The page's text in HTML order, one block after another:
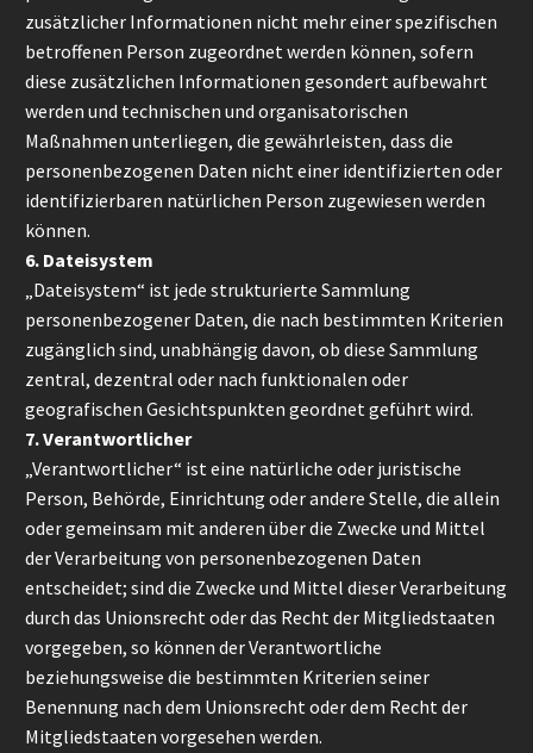
zusätzlicher Informationen nicht mehr einer spezifischen
betroffenen Person zugeordnet werden können, sofern
diese zusätzlichen Informationen gesondert aufbewahrt
werden und technischen und organisatorischen
Maßnahmen unterliegen, die gewährleisten, dass die
personenbezogenen Daten nicht einer identifizierten oder
identifizierbaren natürlichen Person zugewiesen werden
können.
6. Dateisystem
„Dateisystem“ ist jede strukturierte Sammlung
personenbezogener Daten, die nach bestimmten Kriterien
zugänglich sind, unabhängig davon, ob diese Sammlung
zentral, dezentral oder nach funktionalen oder
geografischen Gesichtspunkten geordnet geführt wird.
7. Verantwortlicher
„Verantwortlicher“ ist eine natürliche oder juristische
Person, Behörde, Einrichtung oder andere Stelle, die allein
oder gemeinsam mit anderen über die Zwecke und Mittel
der Verarbeitung von personenbezogenen Daten
entscheidet; sind die Zwecke und Mittel dieser Verarbeitung
durch das Unionsrecht oder das Recht der Mitgliedstaaten
vorgegeben, so können der Verantwortliche
beziehungsweise die bestimmten Kriterien seiner
Benennung nach dem Unionsrecht oder dem Recht der
Mitgliedstaaten vorgesehen werden.